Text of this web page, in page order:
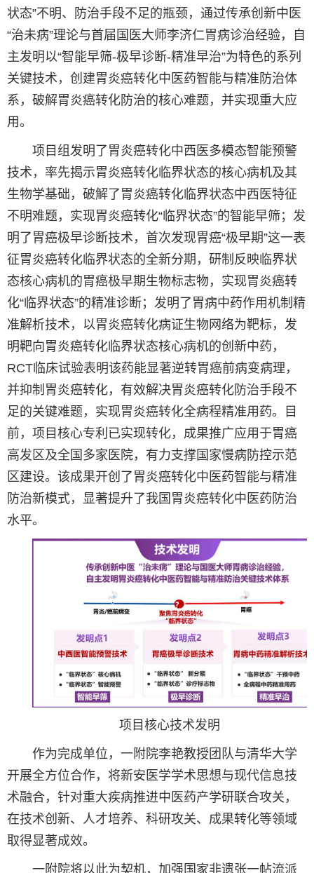
状态”不明、防治手段不足的瓶颈，通过传承创新中医
“治未病”理论与首届国医大师李济仁胃病诊治经验，自
主发明以“智能早筛-极早诊断-精准早治”为特色的系列
关键技术，创建胃炎癌转化中医药智能与精准防治体
系，破解胃炎癌转化防治的核心难题，并实现重大应
用。
项目组发明了胃炎癌转化中西医多模态智能预警
技术，率先揭示胃炎癌转化临界状态的核心病机及其
生物学基础，破解了胃炎癌转化临界状态中西医特征
不明难题，实现胃炎癌转化“临界状态”的智能早筛；发
明了胃癌极早诊断技术，首次发现胃癌“极早期”这一表
征胃炎癌转化临界状态的全新分期，研制反映临界状
态核心病机的胃癌极早期生物标志物，实现胃炎癌转
化“临界状态”的精准诊断；发明了胃病中药作用机制精
准解析技术，以胃炎癌转化病证生物网络为靶标，发
明靶向胃炎癌转化临界状态核心病机的创新中药，
RCT临床试验表明该药能显著逆转胃癌前病变病理，
并抑制胃炎癌转化，有效解决胃炎癌转化防治手段不
足的关键难题，实现胃炎癌转化全病程精准用药。目
前，项目核心专利已实现转化，成果推广应用于胃癌
高发区及全国多家医院，有力支撑国家慢病防控示范
区建设。该成果开创了胃炎癌转化中医药智能与精准
防治新模式，显著提升了我国胃炎癌转化中医药防治
水平。
项目核心技术发明
作为完成单位，一附院李艳教授团队与清华大学
开展全方位合作，将新安医学学术思想与现代信息技
术融合，针对重大疾病推进中医药产学研联合攻关，
在技术创新、人才培养、科研攻关、成果转化等领域
取得显著成效。
一附院将以此为契机，加强国家非遗张一帖流派